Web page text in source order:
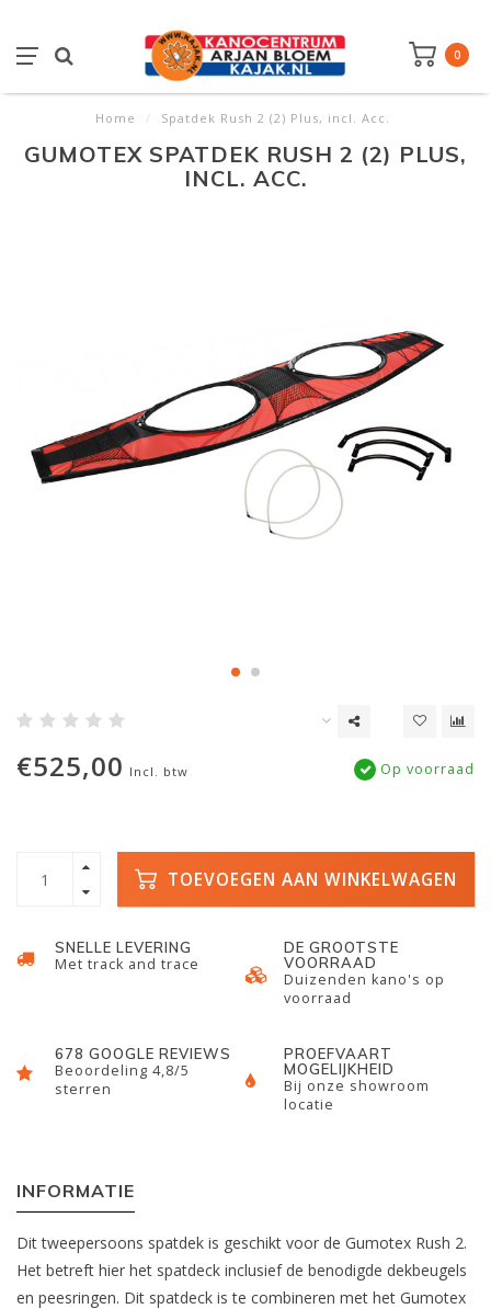
0
Home / Spatdek Rush 2 (2) Plus, incl. Acc.
GUMOTEX SPATDEK RUSH 2 (2) PLUS,
INCL. ACC.
€525,00 Incl. btw Op voorraad
TOEVOEGEN AAN WINKELWAGEN
SNELLE LEVERING
Met track and trace
DE GROOTSTE
VOORRAAD
Duizenden kano's op
voorraad
678 GOOGLE REVIEWS
Beoordeling 4,8/5
sterren
PROEFVAART
MOGELIJKHEID
Bij onze showroom
locatie
INFORMATIE
Dit tweepersoons spatdek is geschikt voor de Gumotex Rush 2.
Het betreft hier het spatdeck inclusief de benodigde dekbeugels
en peesringen. Dit spatdeck is te combineren met het Gumotex